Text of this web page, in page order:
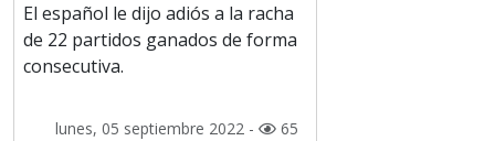
El español le dijo adiós a la racha
de 22 partidos ganados de forma
consecutiva.
lunes, 05 septiembre 2022 - 65